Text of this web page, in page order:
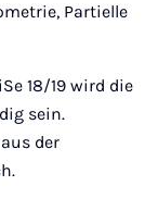
Partielle
18/19 wird die
sein.
der